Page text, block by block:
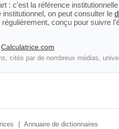
: c’est la référence
on peut consulter le
conçu pour suivre
Calculatrice.com
cités par de nombreux médias,
Annuaire de dictionnaires